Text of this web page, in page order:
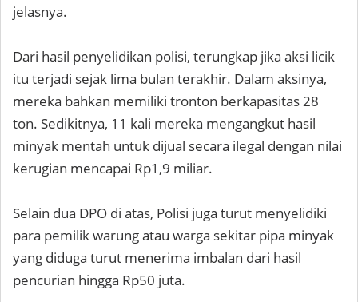
jelasnya.
Dari hasil penyelidikan polisi, terungkap jika aksi licik
itu terjadi sejak lima bulan terakhir. Dalam aksinya,
mereka bahkan memiliki tronton berkapasitas 28
ton. Sedikitnya, 11 kali mereka mengangkut hasil
minyak mentah untuk dijual secara ilegal dengan nilai
kerugian mencapai Rp1,9 miliar.
Selain dua DPO di atas, Polisi juga turut menyelidiki
para pemilik warung atau warga sekitar pipa minyak
yang diduga turut menerima imbalan dari hasil
pencurian hingga Rp50 juta.